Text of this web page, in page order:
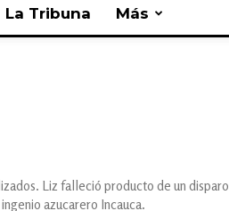
La Tribuna Más
Liz falleció producto de un disparo
azucarero Incauca.